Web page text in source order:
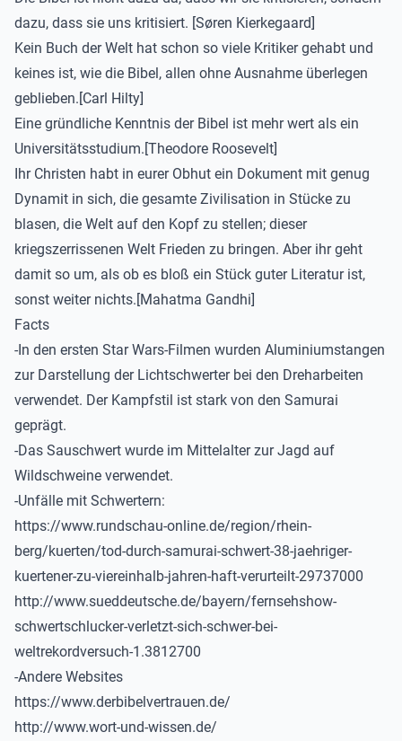
dazu, dass sie uns kritisiert. [Søren Kierkegaard]
Kein Buch der Welt hat schon so viele Kritiker gehabt und
keines ist, wie die Bibel, allen ohne Ausnahme überlegen
geblieben.[Carl Hilty]
Eine gründliche Kenntnis der Bibel ist mehr wert als ein
Universitätsstudium.[Theodore Roosevelt]
Ihr Christen habt in eurer Obhut ein Dokument mit genug
Dynamit in sich, die gesamte Zivilisation in Stücke zu
blasen, die Welt auf den Kopf zu stellen; dieser
kriegszerrissenen Welt Frieden zu bringen. Aber ihr geht
damit so um, als ob es bloß ein Stück guter Literatur ist,
sonst weiter nichts.[Mahatma Gandhi]
Facts
-In den ersten Star Wars-Filmen wurden Aluminiumstangen
zur Darstellung der Lichtschwerter bei den Dreharbeiten
verwendet. Der Kampfstil ist stark von den Samurai
geprägt.
-Das Sauschwert wurde im Mittelalter zur Jagd auf
Wildschweine verwendet.
-Unfälle mit Schwertern:
https://www.rundschau-online.de/region/rhein-
berg/kuerten/tod-durch-samurai-schwert-38-jaehriger-
kuertener-zu-viereinhalb-jahren-haft-verurteilt-29737000
http://www.sueddeutsche.de/bayern/fernsehshow-
schwertschlucker-verletzt-sich-schwer-bei-
weltrekordversuch-1.3812700
-Andere Websites
https://www.derbibelvertrauen.de/
http://www.wort-und-wissen.de/